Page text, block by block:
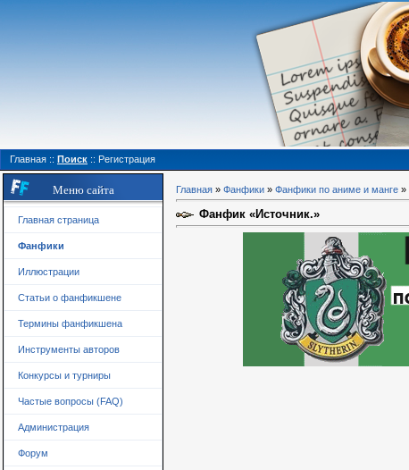
Главная :: Поиск :: Регистрация
Меню сайта
Главная страница
Фанфики
Иллюстрации
Статьи о фанфикшене
Термины фанфикшена
Инструменты авторов
Конкурсы и турниры
Частые вопросы (FAQ)
Администрация
Форум
Главная » Фанфики » Фанфики по аниме и манге »
Фанфик «Источник.»